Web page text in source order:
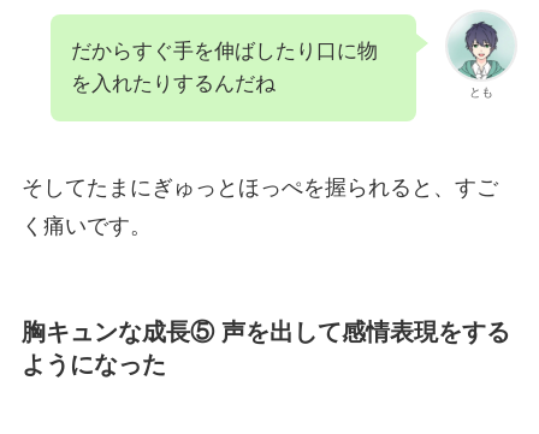
とも
だからすぐ手を伸ばしたり口に物
を入れたりするんだね
そしてたまにぎゅっとほっぺを握られると、すご
く痛いです。
胸キュンな成長⑤ 声を出して感情表現をする
ようになった